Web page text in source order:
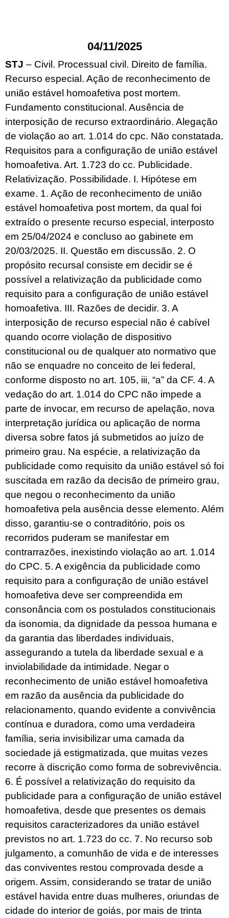
04/11/2025
STJ – Civil. Processual civil. Direito de família.
Recurso especial. Ação de reconhecimento de
união estável homoafetiva post mortem.
Fundamento constitucional. Ausência de
interposição de recurso extraordinário. Alegação
de violação ao art. 1.014 do cpc. Não constatada.
Requisitos para a configuração de união estável
homoafetiva. Art. 1.723 do cc. Publicidade.
Relativização. Possibilidade. I. Hipótese em
exame. 1. Ação de reconhecimento de união
estável homoafetiva post mortem, da qual foi
extraído o presente recurso especial, interposto
em 25/04/2024 e concluso ao gabinete em
20/03/2025. II. Questão em discussão. 2. O
propósito recursal consiste em decidir se é
possível a relativização da publicidade como
requisito para a configuração de união estável
homoafetiva. III. Razões de decidir. 3. A
interposição de recurso especial não é cabível
quando ocorre violação de dispositivo
constitucional ou de qualquer ato normativo que
não se enquadre no conceito de lei federal,
conforme disposto no art. 105, iii, “a” da CF. 4. A
vedação do art. 1.014 do CPC não impede a
parte de invocar, em recurso de apelação, nova
interpretação jurídica ou aplicação de norma
diversa sobre fatos já submetidos ao juízo de
primeiro grau. Na espécie, a relativização da
publicidade como requisito da união estável só foi
suscitada em razão da decisão de primeiro grau,
que negou o reconhecimento da união
homoafetiva pela ausência desse elemento. Além
disso, garantiu-se o contraditório, pois os
recorridos puderam se manifestar em
contrarrazões, inexistindo violação ao art. 1.014
do CPC. 5. A exigência da publicidade como
requisito para a configuração de união estável
homoafetiva deve ser compreendida em
consonância com os postulados constitucionais
da isonomia, da dignidade da pessoa humana e
da garantia das liberdades individuais,
assegurando a tutela da liberdade sexual e a
inviolabilidade da intimidade. Negar o
reconhecimento de união estável homoafetiva
em razão da ausência da publicidade do
relacionamento, quando evidente a convivência
contínua e duradora, como uma verdadeira
família, seria invisibilizar uma camada da
sociedade já estigmatizada, que muitas vezes
recorre à discrição como forma de sobrevivência.
6. É possível a relativização do requisito da
publicidade para a configuração de união estável
homoafetiva, desde que presentes os demais
requisitos caracterizadores da união estável
previstos no art. 1.723 do cc. 7. No recurso sob
julgamento, a comunhão de vida e de interesses
das conviventes restou comprovada desde a
origem. Assim, considerando se tratar de união
estável havida entre duas mulheres, oriundas de
cidade do interior de goiás, por mais de trinta